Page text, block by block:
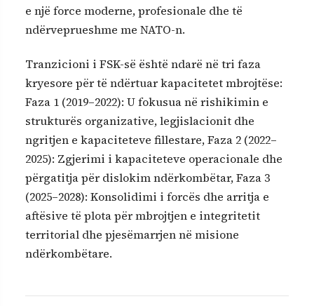
e një force moderne, profesionale dhe të
ndërveprueshme me NATO-n.
Tranzicioni i FSK-së është ndarë në tri faza
kryesore për të ndërtuar kapacitetet mbrojtëse:
Faza 1 (2019–2022): U fokusua në rishikimin e
strukturës organizative, legjislacionit dhe
ngritjen e kapaciteteve fillestare, Faza 2 (2022–
2025): Zgjerimi i kapaciteteve operacionale dhe
përgatitja për dislokim ndërkombëtar, Faza 3
(2025–2028): Konsolidimi i forcës dhe arritja e
aftësive të plota për mbrojtjen e integritetit
territorial dhe pjesëmarrjen në misione
ndërkombëtare.